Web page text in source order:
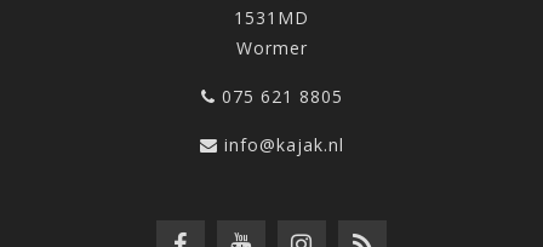
1531MD
Wormer
075 621 8805
info@kajak.nl